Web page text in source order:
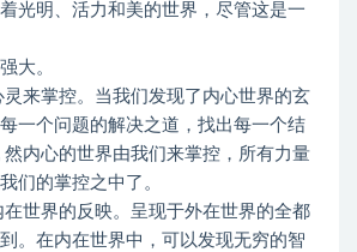
光明、活力和美的世界，尽管这是一
大。
来掌控。当我们发现了内心世界的玄
一个问题的解决之道，找出每一个结
内心的世界由我们来掌控，所有力量
们的掌控之中了。
世界的反映。呈现于外在世界的全都
。在内在世界中，可以发现无穷的智